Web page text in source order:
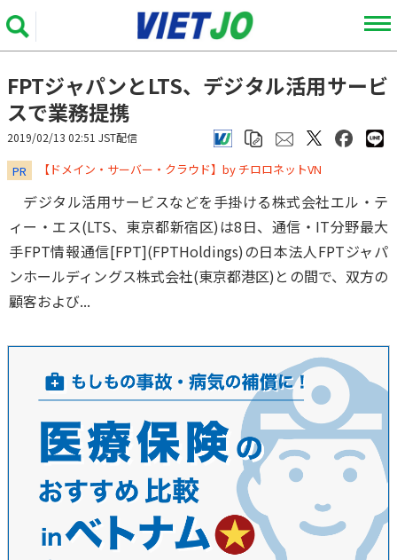
FPTジャパンとLTS、デジタル活用サービ
スで業務提携
2019/02/13 02:51 JST配信
PR ​​​​​​​【ドメイン・サーバー・クラウド】by チロロネットVN
デジタル活用サービスなどを手掛ける株式会社エル・テ
ィー・エス(LTS、東京都新宿区)は8日、通信・IT分野最大
手FPT情報通信[FPT](FPTHoldings)の日本法人FPTジャパ
ンホールディングス株式会社(東京都港区)との間で、双方の
顧客および...